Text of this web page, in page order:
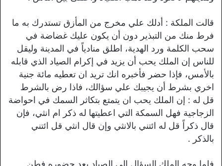
قالت الملكة : أدلك علي مخرج من المأزق تستدرك به ما
فرط منك من التبذير دون أن يكون عليك غضاضة في
سحب الكلمة ورد الهدية، اطلق منادياً في المدينة وليقل
للناس إن الملك يحب أن يزيد في إكرام الصياد الذي قابله
بالأمس، فإذا حضر فأخبره انك تريد ان تعطيه مائة جنية
اخري بشرط أن يجيبك علي سؤالك، فاذا رض بالشرط
قل له : إن الملك يحب ان يتمتع بتكاثر السمك في احواضة
الزجاجية فهل السمكة التي اعطيتها له ذكر ام انثي، فإن
قال ذكراً قل له ائتني بالانثي وإن قال انثي قل ائتني
بالذكر .
فلما وجه الملك السؤال الي الصياد بعد حضوره فطن